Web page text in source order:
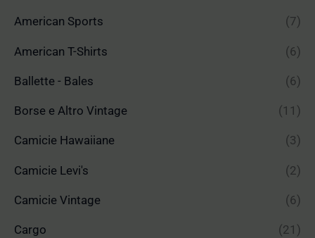
American Sports (7)
American T-Shirts (6)
Ballette - Bales (6)
Borse e Altro Vintage (11)
Camicie Hawaiiane (3)
Camicie Levi's (2)
Camicie Vintage (6)
Cargo (21)